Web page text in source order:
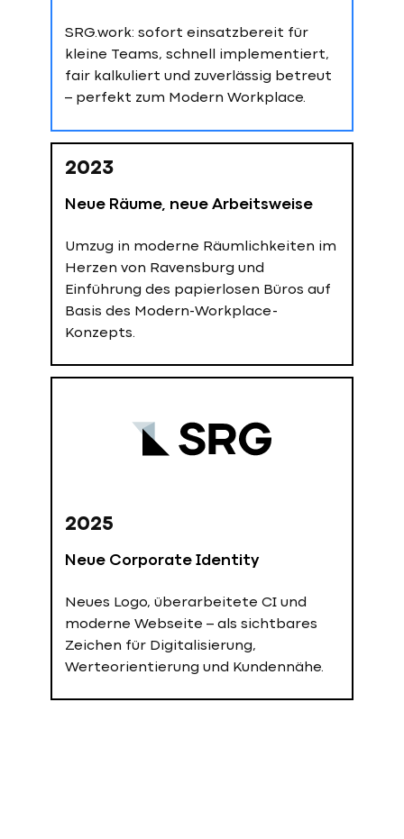
SRG.work: sofort einsatzbereit für
kleine Teams, schnell implementiert,
fair kalkuliert und zuverlässig betreut
– perfekt zum Modern Workplace.
2023
Neue Räume, neue Arbeitsweise
Umzug in moderne Räumlichkeiten im
Herzen von Ravensburg und
Einführung des papierlosen Büros auf
Basis des Modern-Workplace-
Konzepts.
2025
Neue Corporate Identity
Neues Logo, überarbeitete CI und
moderne Webseite – als sichtbares
Zeichen für Digitalisierung,
Werteorientierung und Kundennähe.